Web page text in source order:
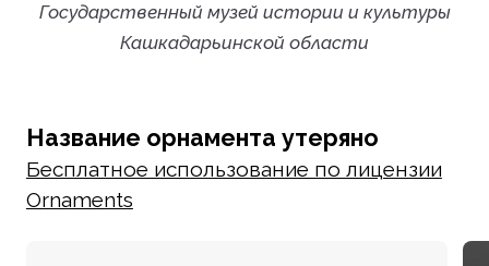
Государственный музей истории и культуры
Кашкадарьинской области
Название орнамента утеряно
Бесплатное использование по лицензии
Ornaments